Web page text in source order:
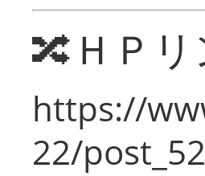
🔀ＨＰ
https://
22/